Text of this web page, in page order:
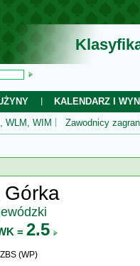
KALENDARZ I
WLM, WIM Zawodnicy
= 2.5
(WP)